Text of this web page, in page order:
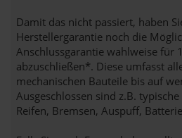
Damit das nicht passiert, haben
Herstellergarantie noch die
Anschlussgarantie wahlweise für
abzuschließen*. Diese umfasst
mechanischen Bauteile bis auf
Ausgeschlossen sind z.B.
Reifen, Bremsen, Auspuff,